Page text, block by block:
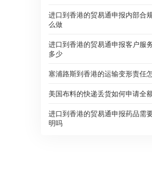
进口到香港的贸易通申报内部合
么做
进口到香港的贸易通申报客户服
多少
塞浦路斯到香港的运输变形责任
美国布料的快递丢货如何申请全
进口到香港的贸易通申报药品需
明吗